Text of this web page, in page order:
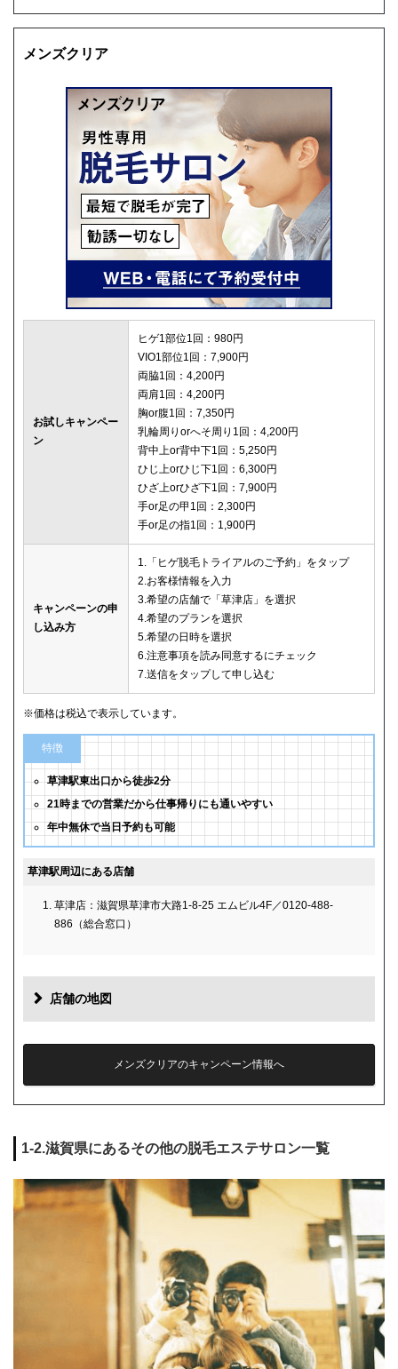
メンズクリア
お試しキャンペー
ン
ヒゲ1部位1回：980円
VIO1部位1回：7,900円
両脇1回：4,200円
両肩1回：4,200円
胸or腹1回：7,350円
乳輪周りorへそ周り1回：4,200円
背中上or背中下1回：5,250円
ひじ上orひじ下1回：6,300円
ひざ上orひざ下1回：7,900円
手or足の甲1回：2,300円
手or足の指1回：1,900円
キャンペーンの申
し込み方
1.「ヒゲ脱毛トライアルのご予約」をタップ
2.お客様情報を入力
3.希望の店舗で「草津店」を選択
4.希望のプランを選択
5.希望の日時を選択
6.注意事項を読み同意するにチェック
7.送信をタップして申し込む
※価格は税込で表示しています。
特徴
草津駅東出口から徒歩2分
21時までの営業だから仕事帰りにも通いやすい
年中無休で当日予約も可能
草津駅周辺にある店舗
草津店：滋賀県草津市大路1-8-25 エムビル4F／0120-488-
886（総合窓口）
店舗の地図
メンズクリアのキャンペーン情報へ
1-2.滋賀県にあるその他の脱毛エステサロン一覧